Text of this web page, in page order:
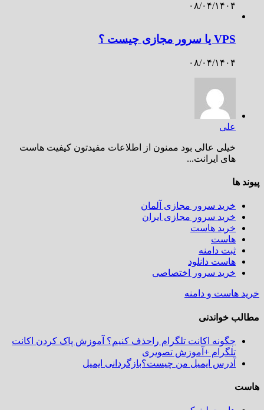
۰۸/۰۴/۱۴۰۴
VPS یا سرور مجازی چیست ؟
۰۸/۰۴/۱۴۰۴
علی
خیلی عالی بود ممنون از اطلاعات مفیدتون کیفیت هاست
های ایرانت...
پیوند ها
خرید سرور مجازی آلمان
خرید سرور مجازی ایران
خرید هاست
هاست
ثبت دامنه
هاست دانلود
خرید سرور اختصاصی
خرید هاست و دامنه
مطالب خواندنی
چگونه اکانت تلگرام راحذف کنیم؟ آموزش پاک کردن اکانت
تلگرام +آموزش تصویری
آدرس ایمیل من چیست؟بازگردانی ایمیل
هاست